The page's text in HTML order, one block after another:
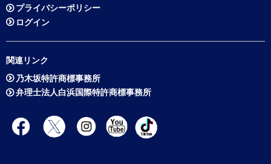
プライバシーポリシー
ログイン
関連リンク
乃木坂特許商標事務所
弁理士法人白浜国際特許商標事務所